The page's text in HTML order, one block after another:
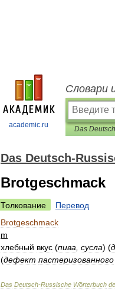
academic.ru
Словари
Das Deutsch-
Brotgeschmack
Толкование
Перевод
Brotgeschmack
m
хлебный вкус (пива сусла) (
(дефект пастеризованного
Das Deutsch-Russische Wörterbuch